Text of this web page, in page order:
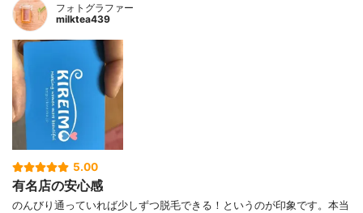
フォトグラファー
milktea439
5.00
有名店の安心感
のんびり通っていれば少しずつ脱毛できる！というのが印象です。本当